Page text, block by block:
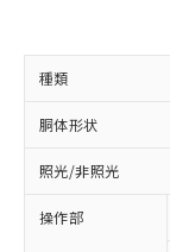
種類
胴体形状
照光/非照光
操作部